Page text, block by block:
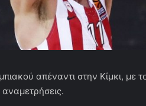
απέναντι στην Κίμκι, με